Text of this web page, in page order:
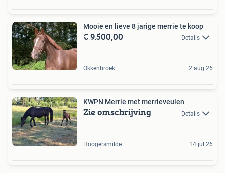
Mooie en lieve 8 jarige merrie te koop
€ 9.500,00 Details
Okkenbroek 2 aug 26
KWPN Merrie met merrieveulen
Zie omschrijving Details
Hoogersmilde 14 jul 26